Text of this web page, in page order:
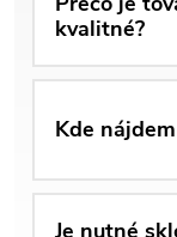
kvalitné?
Kde
Je nutné